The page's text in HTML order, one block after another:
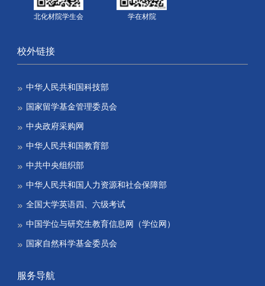
北化材院学生会 学在材院
校外链接
中华人民共和国科技部
国家留学基金管理委员会
中央政府采购网
中华人民共和国教育部
中共中央组织部
中华人民共和国人力资源和社会保障部
全国大学英语四、六级考试
中国学位与研究生教育信息网（学位网）
国家自然科学基金委员会
服务导航